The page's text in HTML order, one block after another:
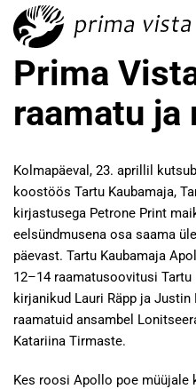
Prima
raamatu ja
Kolmapäeval, 23. aprillil
koostöös Tartu Kaubamaja,
kirjastusega Petrone Print
eelsündmusena osa saama
päevast. Tartu Kaubamaja
12–14 raamatusoovitusi
kirjanikud Lauri Räpp ja
raamatuid ansambel
Katariina Tirmaste.
Kes roosi Apollo poe müüjale